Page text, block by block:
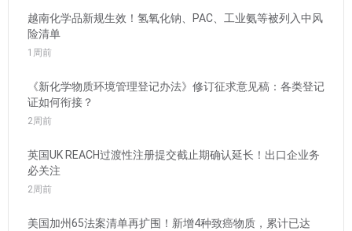
越南化学品新规生效！氢氧化钠、PAC、工业氨等被列入中风
险清单
1周前
《新化学物质环境管理登记办法》修订征求意见稿：各类登记
证如何衔接？
2周前
英国UK REACH过渡性注册提交截止期确认延长！出口企业务
必关注
2周前
美国加州65法案清单再扩围！新增4种致癌物质，累计已达